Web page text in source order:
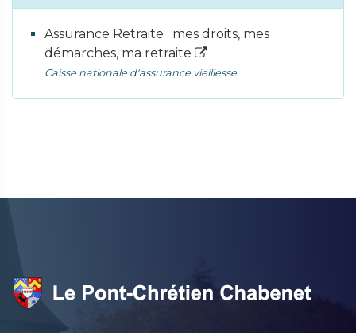
Assurance Retraite : mes droits, mes
démarches, ma retraite
Caisse nationale d'assurance vieillesse